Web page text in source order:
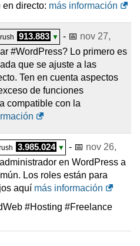
en directo: más información
913.883 ▼ - 📅 nov 27,
#WordPress? Lo primero es
que se ajuste a las
Ten en cuenta aspectos
de funciones
compatible con la
3.985.024 ▼ - 📅 nov 26,
en WordPress a
Los roles están para
aquí más información
#Hosting #Freelance